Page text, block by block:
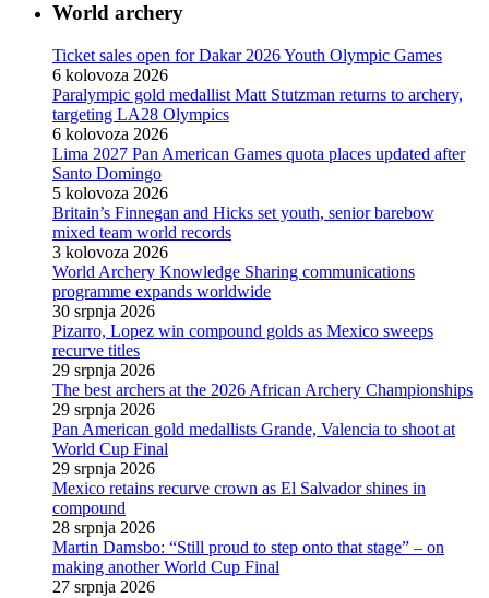
World archery
Ticket sales open for Dakar 2026 Youth Olympic Games
6 kolovoza 2026
Paralympic gold medallist Matt Stutzman returns to archery,
targeting LA28 Olympics
6 kolovoza 2026
Lima 2027 Pan American Games quota places updated after
Santo Domingo
5 kolovoza 2026
Britain’s Finnegan and Hicks set youth, senior barebow
mixed team world records
3 kolovoza 2026
World Archery Knowledge Sharing communications
programme expands worldwide
30 srpnja 2026
Pizarro, Lopez win compound golds as Mexico sweeps
recurve titles
29 srpnja 2026
The best archers at the 2026 African Archery Championships
29 srpnja 2026
Pan American gold medallists Grande, Valencia to shoot at
World Cup Final
29 srpnja 2026
Mexico retains recurve crown as El Salvador shines in
compound
28 srpnja 2026
Martin Damsbo: “Still proud to step onto that stage” – on
making another World Cup Final
27 srpnja 2026